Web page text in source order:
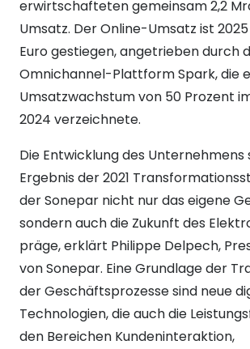
erwirtschafteten gemeinsam 2,2
Umsatz. Der Online-Umsatz ist 2025
Euro gestiegen, angetrieben durch
Omnichannel-Plattform Spark, die
Umsatzwachstum von 50 Prozent
2024 verzeichnete.
Die Entwicklung des Unternehmens
Ergebnis der 2021
der Sonepar nicht nur das eigene
sondern auch die Zukunft des
präge, erklärt Philippe Delpech,
von Sonepar. Eine Grundlage der
der Geschäftsprozesse sind neue
Technologien, die auch die
den Bereichen Kundeninteraktion,